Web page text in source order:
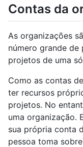
Contas da
As organizações
número grande
projetos de uma
Como as contas
ter recursos
projetos. No
uma organização.
sua própria conta
pessoa toma